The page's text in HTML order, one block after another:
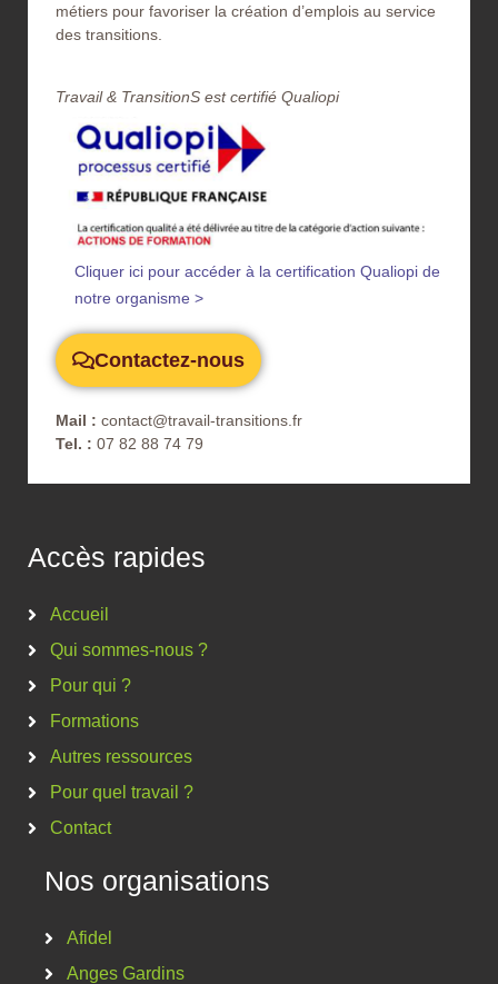
métiers pour favoriser la création d’emplois au service
des transitions.
Travail & TransitionS est certifié Qualiopi​
Cliquer ici pour accéder à la certification Qualiopi de
notre organisme >
Contactez-nous
Mail : contact@travail-transitions.fr
Tel. : 07 82 88 74 79
Accès rapides
Accueil
Qui sommes-nous ?
Pour qui ?
Formations
Autres ressources
Pour quel travail ?
Contact
Nos organisations
Afidel
Anges Gardins